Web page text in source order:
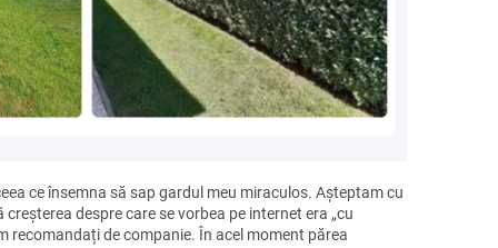
ce însemna să sap gardul meu miraculos. Așteptam cu
despre care se vorbea pe internet era „cu
recomandați de companie. În acel moment părea